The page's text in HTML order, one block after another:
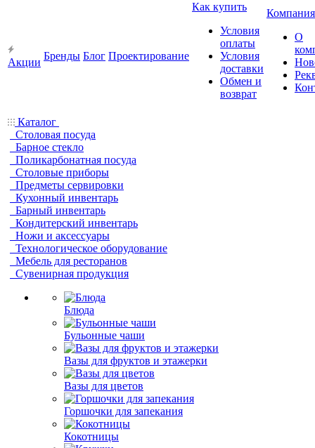
Акции
Бренды Блог Проектирование
Как купить
Условия
оплаты
Условия
доставки
Обмен и
возврат
Компания
О
Каталог
Столовая посуда
Барное стекло
Поликарбонатная посуда
Столовые приборы
Предметы сервировки
Кухонный инвентарь
Барный инвентарь
Кондитерский инвентарь
Ножи и аксессуары
Технологическое оборудование
Мебель для ресторанов
Сувенирная продукция
Блюда
Бульонные чаши
Вазы для фруктов и этажерки
Вазы для цветов
Горшочки для запекания
Кокотницы